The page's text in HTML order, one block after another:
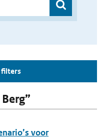
filters
voor